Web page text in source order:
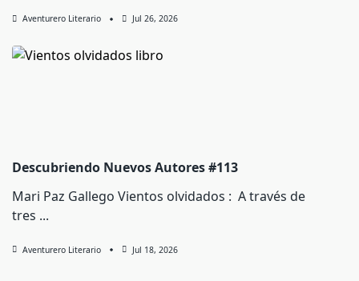
Aventurero Literario Jul 26, 2026
Descubriendo Nuevos Autores #113
Mari Paz Gallego Vientos olvidados : A través de
tres ...
Aventurero Literario Jul 18, 2026